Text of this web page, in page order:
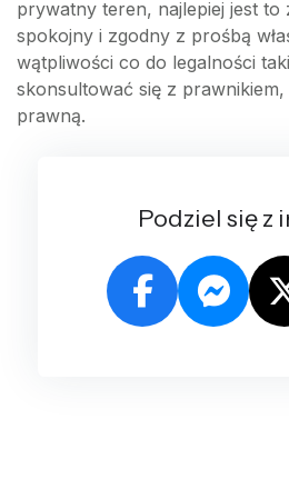
prywatny teren, najlepiej jest
spokojny i zgodny z prośbą
wątpliwości co do legalności
skonsultować się z
prawną.
Podziel się z